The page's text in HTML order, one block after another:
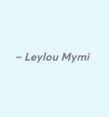
– Leylou Mymi